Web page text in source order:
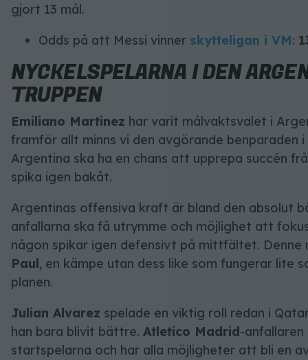
gjort 13 mål.
Odds på att Messi vinner skytteligan i VM:
NYCKELSPELARNA I DEN
TRUPPEN
Emiliano Martinez har varit målvaktsvalet i
framför allt minns vi den avgörande benparaden i
Argentina ska ha en chans att upprepa succén
spika igen bakåt.
Argentinas offensiva kraft är bland den absolut
anfallarna ska få utrymme och möjlighet att
någon spikar igen defensivt på mittfältet.
Paul, en kämpe utan dess like som fungerar lite
planen.
Julian Alvarez spelade en viktig roll redan i
han bara blivit bättre. Atletico Madrid-
startspelarna och har alla möjligheter att bli en